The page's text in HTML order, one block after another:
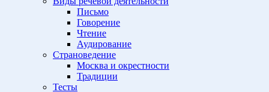
Письмо
Говорение
Чтение
Аудирование
Страноведение
Москва и окрестности
Традиции
Тесты